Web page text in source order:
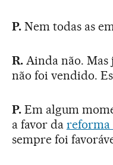
P. Nem todas as
R. Ainda não. Mas
não foi vendido.
P. Em algum
a favor da reforma
sempre foi